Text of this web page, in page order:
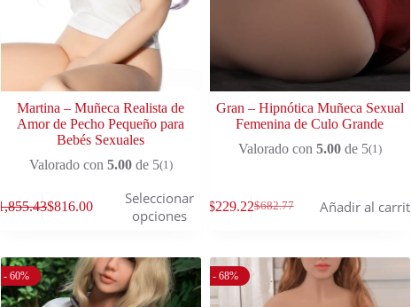
Martina – Muñeca Realista de
Amor de Pecho Pequeño para
Bebés Sexuales
Valorado con 5.00de 5(1)
1,855.43$816.00
Seleccionar
opciones
Gran – Hipnótica Muñeca Sexual
Femenina de Culo Grande
Valorado con 5.00de 5(1)
$682.77
$229.22 Añadir al carrito
- 60% - 68%